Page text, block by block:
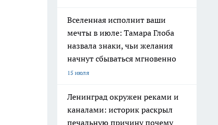
Вселенная исполнит ваши
мечты в июле: Тамара Глоба
назвала знаки, чьи желания
начнут сбываться мгновенно
15 июля
Ленинград окружен реками и
каналами: историк раскрыл
печальную причину почему